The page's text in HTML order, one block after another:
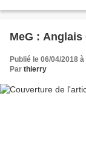
MeG : Anglais
Publié le 06/04/2018 à
Par thierry